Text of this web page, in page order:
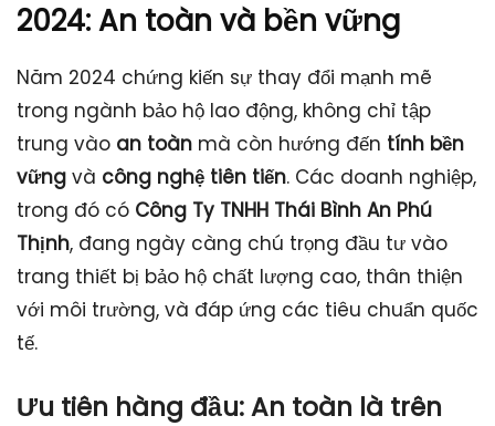
2024: An toàn và bền vững
Năm 2024 chứng kiến sự thay đổi mạnh mẽ
trong ngành bảo hộ lao động, không chỉ tập
trung vào an toàn mà còn hướng đến tính bền
vững và công nghệ tiên tiến. Các doanh nghiệp,
trong đó có Công Ty TNHH Thái Bình An Phú
Thịnh, đang ngày càng chú trọng đầu tư vào
trang thiết bị bảo hộ chất lượng cao, thân thiện
với môi trường, và đáp ứng các tiêu chuẩn quốc
tế.
Ưu tiên hàng đầu: An toàn là trên